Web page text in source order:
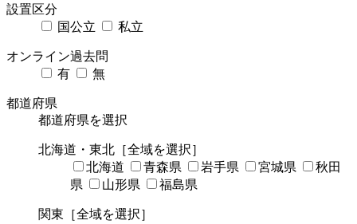
設置区分
国公立
私立
オンライン過去問
有
無
都道府県
都道府県を選択
北海道・東北 ［全域を選択］
北海道
青森県 岩手県 宮城県
秋田
県
山形県 福島県
関東 ［全域を選択］